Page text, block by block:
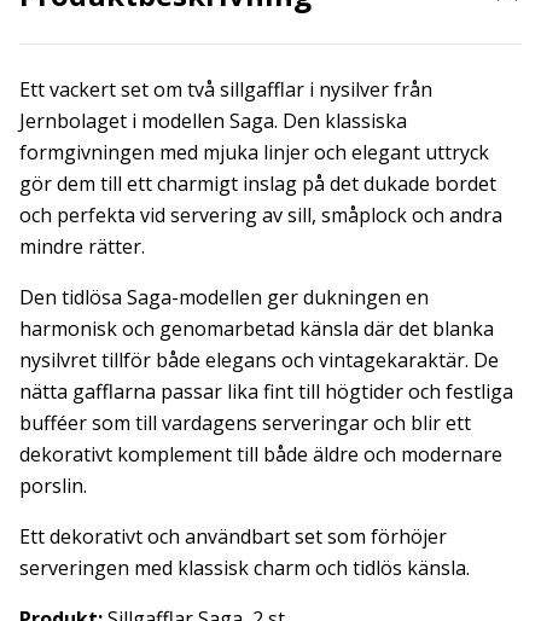
Ett vackert set om två sillgafflar i nysilver från
Jernbolaget i modellen Saga. Den klassiska
formgivningen med mjuka linjer och elegant uttryck
gör dem till ett charmigt inslag på det dukade bordet
och perfekta vid servering av sill, småplock och andra
mindre rätter.
Den tidlösa Saga-modellen ger dukningen en
harmonisk och genomarbetad känsla där det blanka
nysilvret tillför både elegans och vintagekaraktär. De
nätta gafflarna passar lika fint till högtider och festliga
bufféer som till vardagens serveringar och blir ett
dekorativt komplement till både äldre och modernare
porslin.
Ett dekorativt och användbart set som förhöjer
serveringen med klassisk charm och tidlös känsla.